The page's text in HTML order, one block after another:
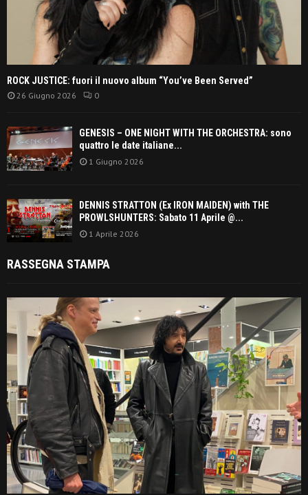
ROCK JUSTICE: fuori il nuovo album “You’ve Been Served”
26 Giugno 2026 0
GENESIS – ONE NIGHT WITH THE ORCHESTRA: sono
quattro le date italiane...
1 Giugno 2026
DENNIS STRATTON (Ex IRON MAIDEN) with THE
PROWLSHUNTERS: Sabato 11 Aprile @...
1 Aprile 2026
RASSEGNA STAMPA